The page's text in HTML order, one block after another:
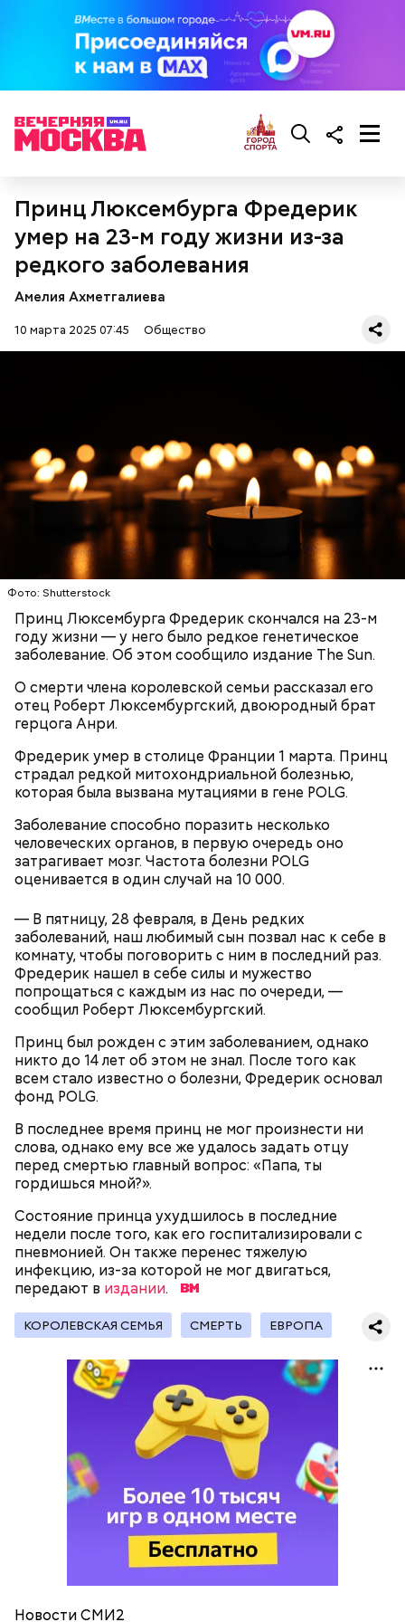
Принц Люксембурга Фредерик
умер на 23-м году жизни из-за
редкого заболевания
Амелия Ахметгалиева
10 марта 2025 07:45 Общество
Фото: Shutterstock
Принц Люксембурга Фредерик скончался на 23-м
году жизни — у него было редкое генетическое
заболевание. Об этом сообщило издание The Sun.
О смерти члена королевской семьи рассказал его
отец Роберт Люксембургский, двоюродный брат
герцога Анри.
Фредерик умер в столице Франции 1 марта. Принц
страдал редкой митохондриальной болезнью,
которая была вызвана мутациями в гене POLG.
Заболевание способно поразить несколько
человеческих органов, в первую очередь оно
затрагивает мозг. Частота болезни POLG
оценивается в один случай на 10 000.
— В пятницу, 28 февраля, в День редких
заболеваний, наш любимый сын позвал нас к себе в
комнату, чтобы поговорить с ним в последний раз.
Фредерик нашел в себе силы и мужество
попрощаться с каждым из нас по очереди, —
сообщил Роберт Люксембургский.
Принц был рожден с этим заболеванием, однако
никто до 14 лет об этом не знал. После того как
всем стало известно о болезни, Фредерик основал
фонд POLG.
В последнее время принц не мог произнести ни
слова, однако ему все же удалось задать отцу
перед смертью главный вопрос: «Папа, ты
гордишься мной?».
Состояние принца ухудшилось в последние
недели после того, как его госпитализировали с
пневмонией. Он также перенес тяжелую
инфекцию, из-за которой не мог двигаться,
передают в издании.
КОРОЛЕВСКАЯ СЕМЬЯ СМЕРТЬ ЕВРОПА
Новости СМИ2
кабачок;
петрушка;
оливковое масло;
— Кабачки, порезанные кубиками, нужно легко
обжарить на сковороде. К ним добавляются зелень
петрушки, чеснок, соль и оливковое масло.
Получается очень вкусно, — поделился рецептом
Копылов.
Спагетти из кабачков
Ингредиенты:
растительное масло;
помидоры черри либо грунтовые.
лишним весом.
— В дыне содержится много сахара, который
представлен фруктозой. С одной стороны — это
хорошо, потому что дает энергию. Но важно
помнить, что сладкими дынями не нужно сильно
увлекаться, так же как и арбузами, людям с
сахарным диабетом и лишним весом, —
подчеркнула доктор.
Терапевт Кондрахин назвал
продукты и напитки, которые
выводят токсины из организма
Ранние плоды, по словам врача, лучше не есть:
— Там может содержаться огромное количество
нитратов, которое вызовет головокружение,
гипоксию и ухудшение физического состояния, —
Чистит сосуды и защищает от
рака: чем полезен кресс-салат